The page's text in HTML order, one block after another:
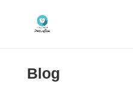
Blog